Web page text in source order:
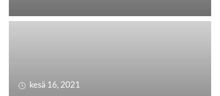
kesä 16, 2021